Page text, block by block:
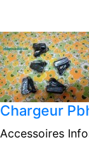
Chargeur
Accessoires